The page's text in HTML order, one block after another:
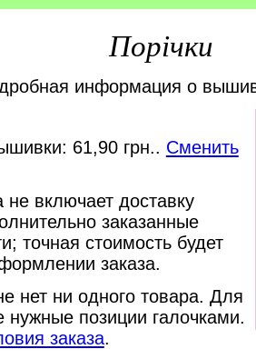
Порічки
информация о
61,90 грн.. Сменить
не включает доставку
заказанные
точная стоимость будет
заказа.
нет ни одного товара. Для
нужные позиции галочками.
заказа.